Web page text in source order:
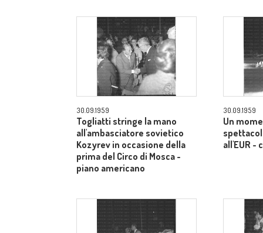
30.09.1959
Togliatti stringe la mano
all'ambasciatore sovietico
Kozyrev in occasione della
prima del Circo di Mosca -
piano americano
30.09.1959
Un
all'EUR -